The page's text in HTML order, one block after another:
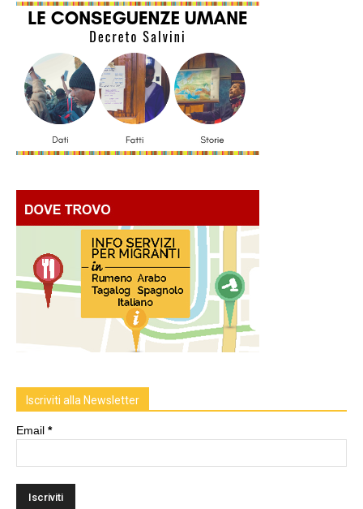
Iscriviti alla Newsletter
Email *